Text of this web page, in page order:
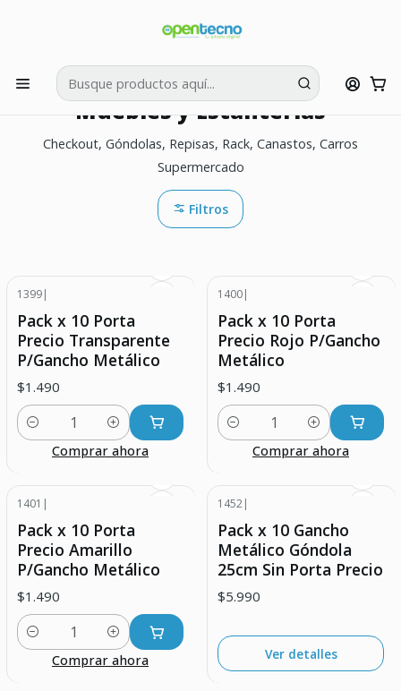
Muebles y Estanterías
Checkout, Góndolas, Repisas, Rack, Canastos, Carros
Supermercado
Filtros
1399|
Pack x 10 Porta
Precio Transparente
P/Gancho Metálico
$1.490
Cantidad
Comprar ahora
1400|
Pack x 10 Porta
Precio Rojo P/Gancho
Metálico
$1.490
Cantidad
Comprar ahora
1401 |
Pack x 10 Porta
Precio Amarillo
P/Gancho Metálico
$1.490
Cantidad
Comprar ahora
1452|
Pack x 10 Gancho
Metálico Góndola
25cm Sin Porta Precio
$5.990
Ver detalles